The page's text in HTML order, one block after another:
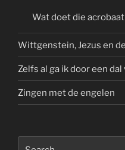
Wat doet die
Wittgenstein, Jezus en
Zelfs al ga ik door een
Zingen met de engelen